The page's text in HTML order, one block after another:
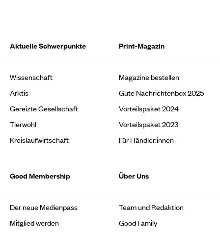
Aktuelle Schwerpunkte
Wissenschaft
Arktis
Gereizte Gesellschaft
Tierwohl
Kreislaufwirtschaft
Print-Magazin
Magazine bestellen
Gute Nachrichtenbox 2025
Vorteilspaket 2024
Vorteilspaket 2023
Für Händler:innen
Good Membership
Der neue Medienpass
Mitglied werden
Über Uns
Team und Redaktion
Good Family